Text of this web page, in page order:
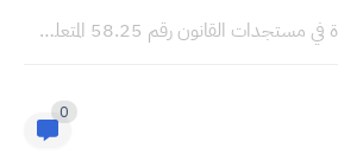
​قراءة في مستجدات القانون رقم 58.25 المتعلق بالمسطرة المدنية
0